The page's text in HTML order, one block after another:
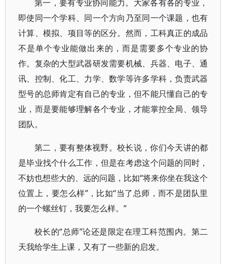
第一，要有专业协同能力。大家各有各的专业，
即使同一个学科、同一个方向乃至同一个课题，也有
计算、模拟、项目等的区分。然而，工科真正的成品
不是单个专业能做出来的，而是需要多个专业的协
作。复杂的大型武器研发需要机械、兵器、电子、通
讯、控制、化工、力学、数学等许多学科，负责武器
型号的总师肯定有自己的专业，但不能只懂自己的专
业，而是要能够理解各个专业，才能掌控全局、领导
团队。
第二，要有整体视野。校长说，你们今天讲的都
是毕业找个什么工作，但是在考虑这个问题的同时，
不妨也想些大的、远的问题，比如“将来你坐在我这个
位置上，要怎么样”，比如“当了总师，而不是团队里
的一个螺丝钉，我要怎么样。”
校长的“总师”论还是限定在理工科范围内。第二
天我给学生上课，又有了一些新的启发。